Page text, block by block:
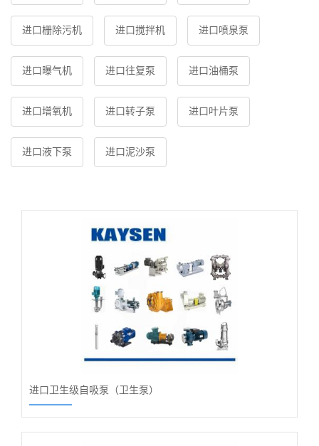
进口栅除污机 进口搅拌机 进口喷泉泵
进口曝气机 进口往复泵 进口油桶泵
进口增氧机 进口转子泵 进口叶片泵
进口液下泵 进口泥沙泵
进口卫生级自吸泵（卫生泵）